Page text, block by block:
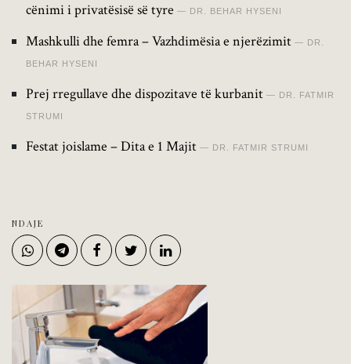
cënimi i privatësisë së tyre
DR. BEHAR HYSENI
Mashkulli dhe femra – Vazhdimësia e njerëzimit DR.
BEHAR HYSENI
Prej rregullave dhe dispozitave të kurbanit DR. FATMIR
STRUMI
Festat joislame – Dita e 1 Majit DR. FATMIR STRUMI
NDAJE